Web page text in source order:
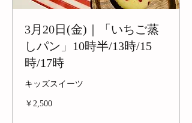
3月20日(金)｜「いちご蒸
しパン」10時半/13時/15
時/17時
キッズスイーツ
2,500
円
￥2,500